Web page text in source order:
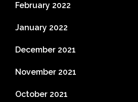
February 2022
January 2022
December 2021
November 2021
October 2021